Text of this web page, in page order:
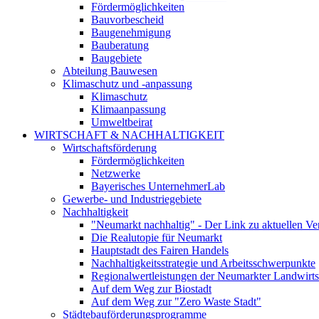
Fördermöglichkeiten
Bauvorbescheid
Baugenehmigung
Bauberatung
Baugebiete
Abteilung Bauwesen
Klimaschutz und -anpassung
Klimaschutz
Klimaanpassung
Umweltbeirat
WIRTSCHAFT & NACHHALTIGKEIT
Wirtschaftsförderung
Fördermöglichkeiten
Netzwerke
Bayerisches UnternehmerLab
Gewerbe- und Industriegebiete
Nachhaltigkeit
"Neumarkt nachhaltig" - Der Link zu aktuellen
Die Realutopie für Neumarkt
Hauptstadt des Fairen Handels
Nachhaltigkeitsstrategie und Arbeitsschwerpunkte
Regionalwertleistungen der Neumarkter
Auf dem Weg zur Biostadt
Auf dem Weg zur "Zero Waste Stadt"
Städtebauförderungsprogramme